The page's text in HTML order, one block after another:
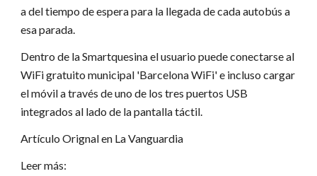
a del tiempo de espera para la llegada de cada autobús a
esa parada.
Dentro de la Smartquesina el usuario puede conectarse al
WiFi gratuito municipal 'Barcelona WiFi' e incluso cargar
el móvil a través de uno de los tres puertos USB
integrados al lado de la pantalla táctil.
Artículo Orignal en La Vanguardia
Leer más: